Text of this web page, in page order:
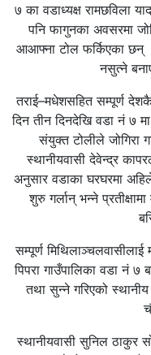
७ का वडाध्यक्ष रामछविला
पनि फागुनका अवसरमा
आआफ्ना टोल फर्किएका छन्
नसुत्ने
तराई–मधेशसहित सम्पूर्ण
दिन तीन दिनदेखि वडा नं ७
संयुक्त टोलीले जोगिरा
स्थानीयवासी देवेन्द्र
अनुसार वडाका घरघरमा
शुरु गर्लान् भन्ने
सम्पूर्ण
पिपरा गाउँपालिका वडा नं ७
तथा सुन्ने गरिएको स्थानीय
स्थानीयवासी सुनिल ठाकुर